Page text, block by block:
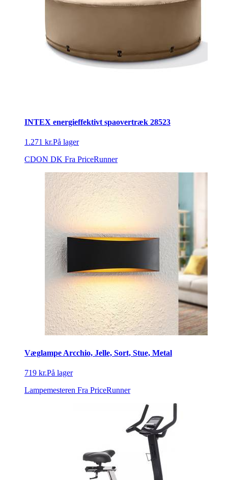
INTEX energieffektivt spaovertræk 28523
1.271 kr.På lager
CDON DK Fra PriceRunner
Væglampe Arcchio, Jelle, Sort, Stue, Metal
719 kr.På lager
Lampemesteren Fra PriceRunner